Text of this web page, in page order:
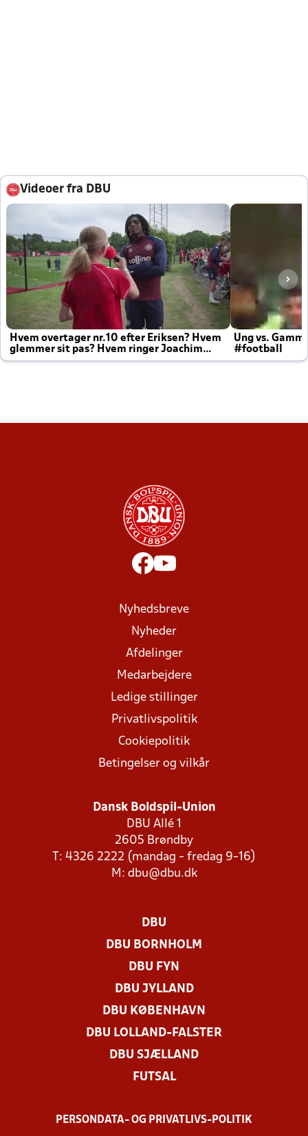
Videoer fra DBU
Hvem overtager nr.10 efter Eriksen? Hvem
glemmer sit pas? Hvem ringer Joachim
altid til efter kampe?
Ung vs.
#football
Nyhedsbreve
Nyheder
Afdelinger
Medarbejdere
Ledige stillinger
Privatlivspolitik
Cookiepolitik
Betingelser og vilkår
Dansk Boldspil-Union
DBU Allé 1
2605 Brøndby
T: 4326 2222 (mandag - fredag 9-16)
M: dbu@dbu.dk
DBU
DBU BORNHOLM
DBU FYN
DBU JYLLAND
DBU KØBENHAVN
DBU LOLLAND-FALSTER
DBU SJÆLLAND
FUTSAL
PERSONDATA- OG PRIVATLIVS-POLITIK